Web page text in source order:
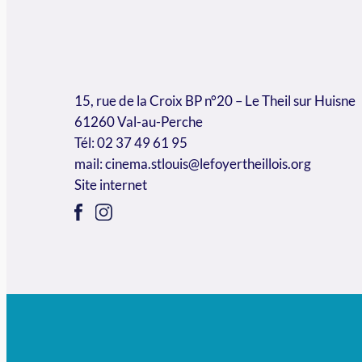
15, rue de la Croix BP n°20 – Le Theil sur Huisne
61260 Val-au-Perche
Tél: 02 37 49 61 95
mail:cinema.stlouis@lefoyertheillois.org
Site internet